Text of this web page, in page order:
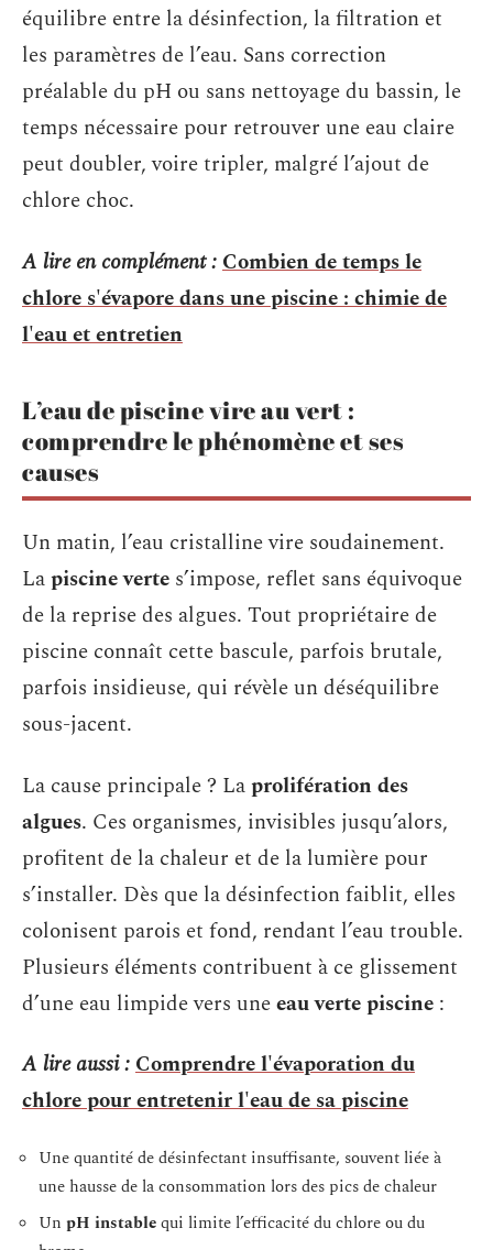
équilibre entre la désinfection, la filtration et
les paramètres de l’eau. Sans correction
préalable du pH ou sans nettoyage du bassin, le
temps nécessaire pour retrouver une eau claire
peut doubler, voire tripler, malgré l’ajout de
chlore choc.
A lire en complément :Combien de temps le
chlore s'évapore dans une piscine : chimie de
l'eau et entretien
L’eau de piscine vire au vert :
comprendre le phénomène et ses
causes
Un matin, l’eau cristalline vire soudainement.
Lapiscine verte s’impose, reflet sans équivoque
de la reprise des algues. Tout propriétaire de
piscine connaît cette bascule, parfois brutale,
parfois insidieuse, qui révèle un déséquilibre
sous-jacent.
La cause principale ? Laprolifération des
algues. Ces organismes, invisibles jusqu’alors,
profitent de la chaleur et de la lumière pour
s’installer. Dès que la désinfection faiblit, elles
colonisent parois et fond, rendant l’eau trouble.
Plusieurs éléments contribuent à ce glissement
d’une eau limpide vers uneeau verte piscine :
A lire aussi :Comprendre l'évaporation du
chlore pour entretenir l'eau de sa piscine
Une quantité de désinfectant insuffisante, souvent liée à
une hausse de la consommation lors des pics de chaleur
Un pH instablequi limite l’efficacité du chlore ou du